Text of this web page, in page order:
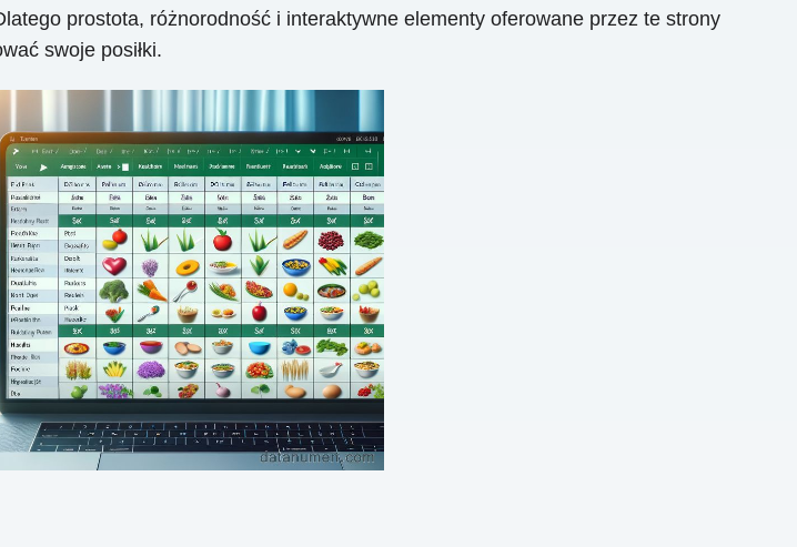
prostota, różnorodność i interaktywne elementy oferowane przez te strony
swoje posiłki.